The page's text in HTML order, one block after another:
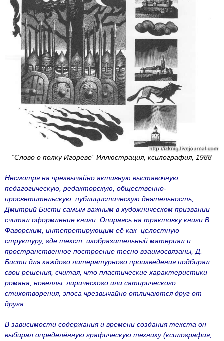
“Слово о полку Игореве” Иллюстрация, ксилография, 1988
Несмотря на чрезвычайно активную выставочную,
педагогическую, редакторскую, общественно-
просветительскую, публицистическую деятельность,
Дмитрий Бисти самым важным в художническом призвании
считал оформление книги. Опираясь на трактовку книги В.
Фаворским, интепретирующим её как целостную
структуру, где текст, изобразительный материал и
пространственное построение тесно взаимосвязаны, Д.
Бисти для каждого литературного произведения подбирал
свои решения, считая, что пластические характеристики
романа, новеллы, лирического или сатирического
стихотворения, эпоса чрезвычайно отличаются друг от
друга.
В зависимости содержания и времени создания текста он
выбирал определённую графическую технику (ксилография,